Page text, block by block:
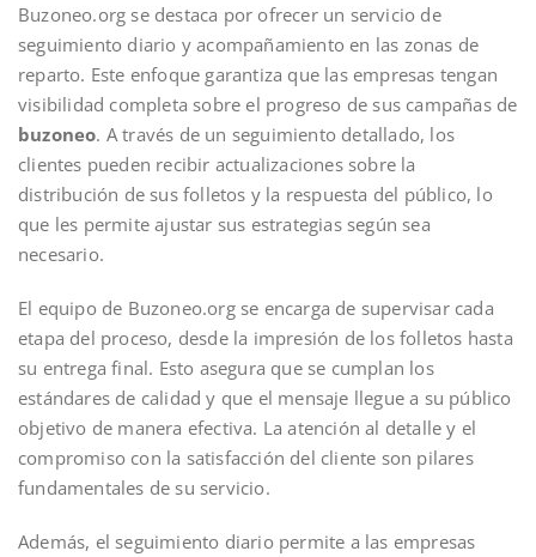
Buzoneo.org se destaca por ofrecer un servicio de
seguimiento diario y acompañamiento en las zonas de
reparto. Este enfoque garantiza que las empresas tengan
visibilidad completa sobre el progreso de sus campañas de
buzoneo. A través de un seguimiento detallado, los
clientes pueden recibir actualizaciones sobre la
distribución de sus folletos y la respuesta del público, lo
que les permite ajustar sus estrategias según sea
necesario.
El equipo de Buzoneo.org se encarga de supervisar cada
etapa del proceso, desde la impresión de los folletos hasta
su entrega final. Esto asegura que se cumplan los
estándares de calidad y que el mensaje llegue a su público
objetivo de manera efectiva. La atención al detalle y el
compromiso con la satisfacción del cliente son pilares
fundamentales de su servicio.
Además, el seguimiento diario permite a las empresas